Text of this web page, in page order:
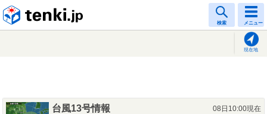
検索 メニュー
現在地
台風13号情報
08日10:00現在